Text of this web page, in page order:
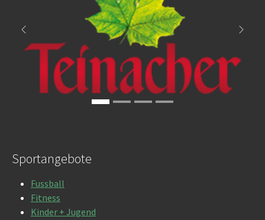
Zurück
Sportangebote
Fussball
Fitness
Kinder + Jugend